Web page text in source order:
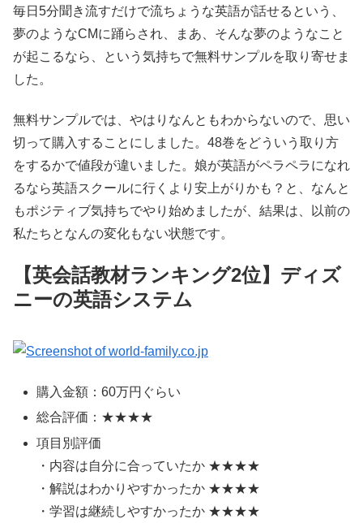
毎日5分聞き流すだけで流ちょうな英語が話せるという、
夢のようなCMに踊らされ、まあ、そんな夢のようなこと
が起こるなら、という気持ちで無料サンプルを取り寄せま
した。
無料サンプルでは、やはりなんともわからないので、思い
切って購入することにしました。48巻をどういう取り方
をするかで値段が違いました。娘が英語がペラペラになれ
るなら英語スクールに行くより安上がりかも？と、なんと
もポジティブ気持ちでやり始めましたが、結果は、以前の
私たちとなんの変化もない状態です。
【英会話教材ランキング2位】ディズ
ニーの英語システム
購入金額：60万円ぐらい
総合評価：★★★★
項目別評価
・内容は自分に合っていたか ★★★★
・解説はわかりやすかったか ★★★★
・学習は継続しやすかったか ★★★★